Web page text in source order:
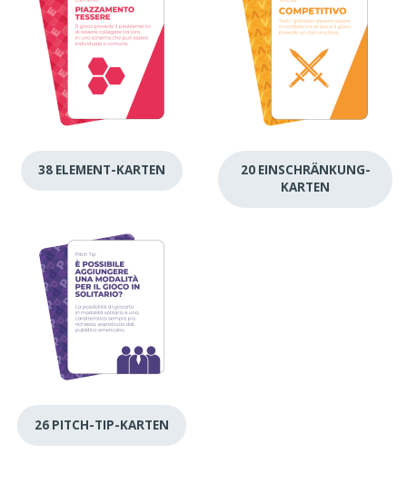
38 ELEMENT-KARTEN
20 EINSCHRÄNKUNG-
KARTEN
26 PITCH-TIP-KARTEN